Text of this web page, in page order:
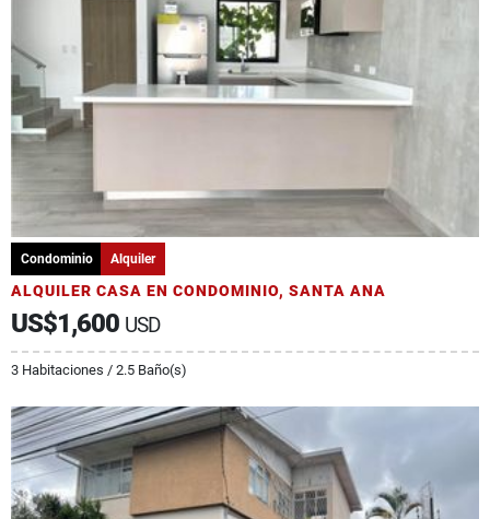
Condominio Alquiler
ALQUILER CASA EN CONDOMINIO, SANTA ANA
US$1,600 USD
3 Habitaciones / 2.5 Baño(s)